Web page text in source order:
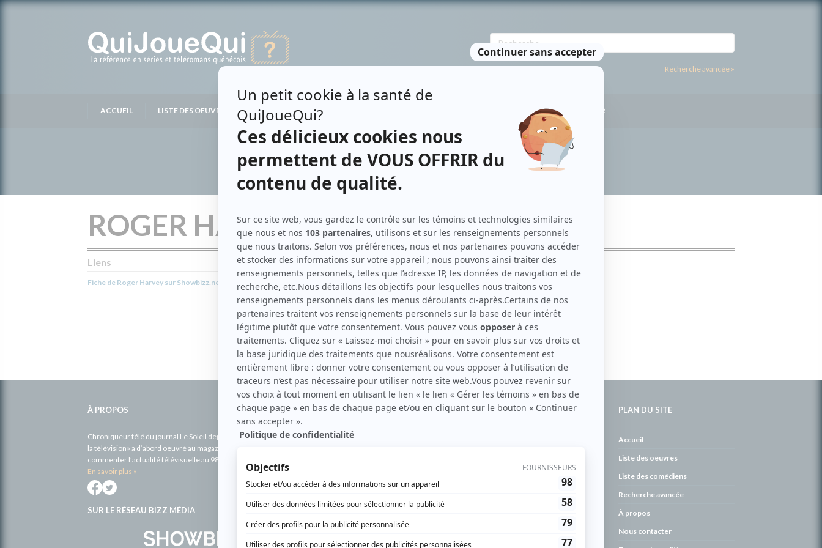
Recherche avancée »
ACCUEIL LISTE DES OEUVRES LISTE DES PERSONNES NOUS CONTACTER
ROGER HARVEY
Liens
Fiche de Roger Harvey sur Showbizz.net
Contributions
WatatatowAuteur
CTYVON Auteur
À PROPOS
Chroniqueur télé du journal Le Soleil depuis 2001, Richard Therrien carbure à son petit écran. Celui qu’on surnomme parfois «l’encyclopédie de
la télévision» a d’abord oeuvré au magazine TV Hebdo de 1996 à 2001. Sa spécialité: la télé québécoise. On peut l’entendre régulièrement
commenter l’actualité télévisuelle au 98,5.
En savoir plus »
SUR LE RÉSEAU BIZZ MÉDIA
PLAN DU SITE
Accueil
Liste des oeuvres
Liste des comédiens
Recherche avancée
À propos
Nous contacter